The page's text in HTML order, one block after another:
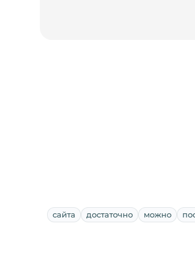
сайта достаточно можно